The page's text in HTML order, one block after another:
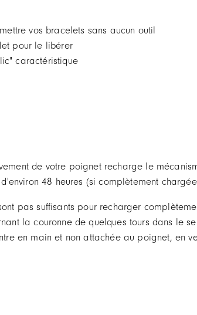
vos bracelets sans aucun outil
pour le libérer
caractéristique
de votre poignet recharge le
48 heures (si complètement
pas suffisants pour recharger
la couronne de quelques tours dans le
en main et non attachée au poignet, en